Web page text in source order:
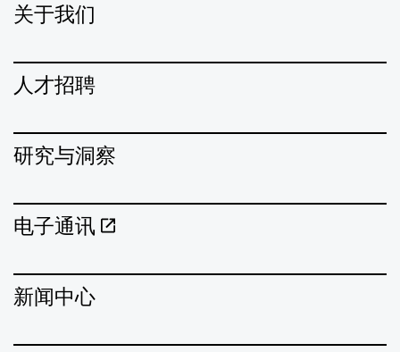
关于我们
人才招聘
研究与洞察
电子通讯
新闻中心